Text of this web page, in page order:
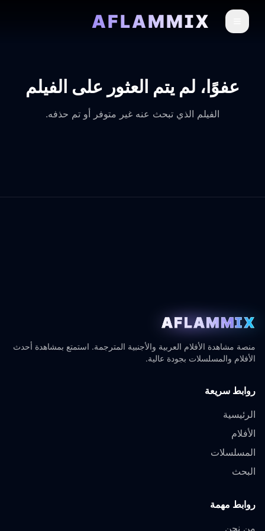
AFLAMMIX
عفوًا، لم يتم العثور على الفيلم
الفيلم الذي تبحث عنه غير متوفر أو تم حذفه.
AFLAMMIX
منصة مشاهدة الأفلام العربية والأجنبية المترجمة. استمتع بمشاهدة أحدث
الأفلام والمسلسلات بجودة عالية.
روابط سريعة
الرئيسية
الأفلام
المسلسلات
البحث
روابط مهمة
من نحن